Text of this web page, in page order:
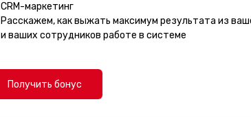
CRM-маркетинг
Расскажем, как выжать максимум результата из
и ваших сотрудников работе в системе
Получить бонус